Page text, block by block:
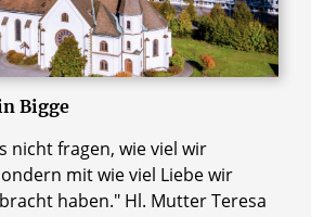
Bigge
nicht fragen, wie viel wir
mit wie viel Liebe wir
haben." Hl. Mutter Teresa